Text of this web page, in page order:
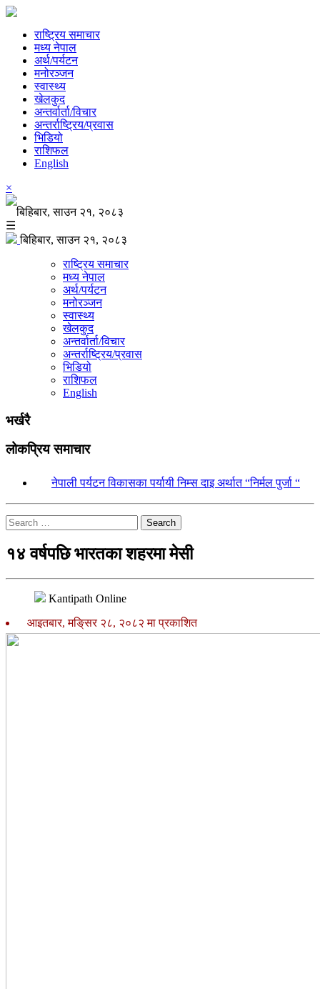
राष्ट्रिय समाचार
मध्य नेपाल
अर्थ/पर्यटन
मनोरञ्जन
स्वास्थ्य
खेलकुद
अन्तर्वार्ता/विचार
अन्तर्राष्ट्रिय/प्रवास
भिडियो
राशिफल
English
×
बिहिबार, साउन २१, २०८३
☰
बिहिबार, साउन २१, २०८३
राष्ट्रिय समाचार
मध्य नेपाल
अर्थ/पर्यटन
मनोरञ्जन
स्वास्थ्य
खेलकुद
अन्तर्वार्ता/विचार
अन्तर्राष्ट्रिय/प्रवास
भिडियो
राशिफल
English
भर्खरै
लोकप्रिय समाचार
नेपाली पर्यटन विकासका पर्यायी निम्स दाइ अर्थात “निर्मल पुर्जा “
Search
१४ वर्षपछि भारतका शहरमा मेसी
Kantipath Online
आइतबार, मङि्सर २८, २०८२ मा प्रकाशित